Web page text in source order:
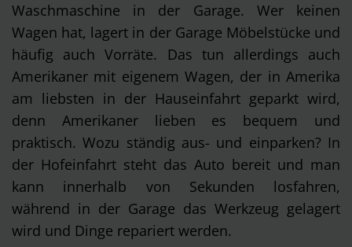
Waschmaschine in der Garage. Wer keinen
Wagen hat, lagert in der Garage Möbelstücke und
häufig auch Vorräte. Das tun allerdings auch
Amerikaner mit eigenem Wagen, der in Amerika
am liebsten in der Hauseinfahrt geparkt wird,
denn Amerikaner lieben es bequem und
praktisch. Wozu ständig aus- und einparken? In
der Hofeinfahrt steht das Auto bereit und man
kann innerhalb von Sekunden losfahren,
während in der Garage das Werkzeug gelagert
wird und Dinge repariert werden.